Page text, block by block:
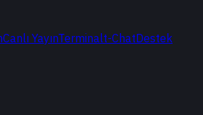
Canlı YayınTerminalt-ChatDestek